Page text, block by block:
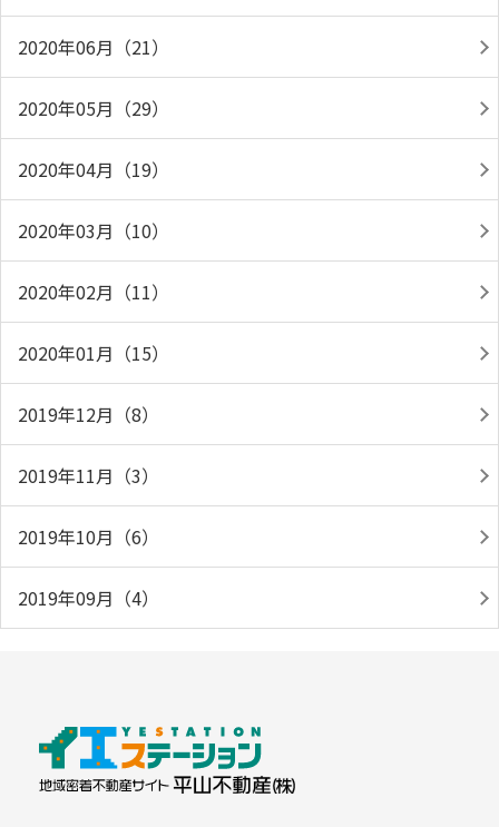
2020年06月（21）
2020年05月（29）
2020年04月（19）
2020年03月（10）
2020年02月（11）
2020年01月（15）
2019年12月（8）
2019年11月（3）
2019年10月（6）
2019年09月（4）